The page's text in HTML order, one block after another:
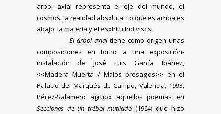
árbol axial representa el eje del mundo, el
cosmos, la realidad absoluta. Lo que es arriba es
abajo, la materia y el espíritu indivisos.
El árbol axialtiene como origen unas
composiciones en torno a una exposición-
instalación de José Luis García Ibáñez,
<<Madera Muerta / Malos presagios>> en el
Palacio del Marqués de Campo, Valencia, 1993.
Pérez-Salamero agrupó aquellos poemas en
Secciones de un trébol mutilado (1994) que hizo